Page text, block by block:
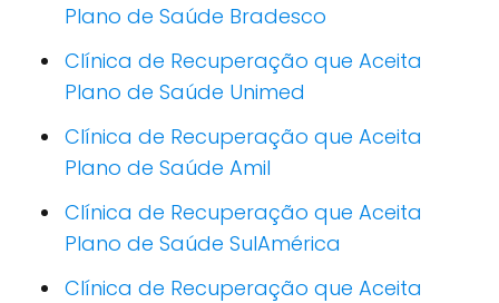
Plano de Saúde Bradesco
Clínica de Recuperação que Aceita
Plano de Saúde Unimed
Clínica de Recuperação que Aceita
Plano de Saúde Amil
Clínica de Recuperação que Aceita
Plano de Saúde SulAmérica
Clínica de Recuperação que Aceita